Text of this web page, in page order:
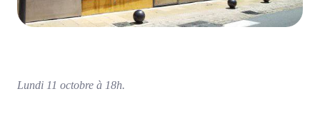
Lundi 11 octobre à 18h.